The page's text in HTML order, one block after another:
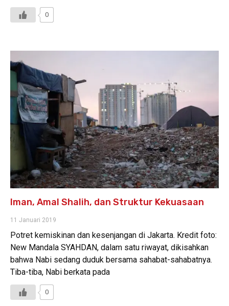
0
Iman, Amal Shalih, dan Struktur Kekuasaan
11 Januari 2019
Potret kemiskinan dan kesenjangan di Jakarta. Kredit foto:
New Mandala SYAHDAN, dalam satu riwayat, dikisahkan
bahwa Nabi sedang duduk bersama sahabat-sahabatnya.
Tiba-tiba, Nabi berkata pada
0